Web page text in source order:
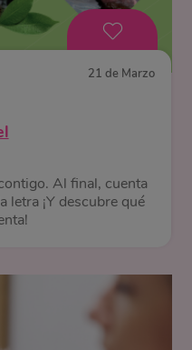
21 de Marzo
Al final, cuenta
letra ¡Y descubre qué